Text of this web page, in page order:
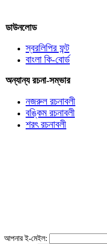
ডাউনলোড
স্বরলিপির ফন্ট
বাংলা কি-বোর্ড
অন্যান্য রচনা-সম্ভার
নজরুল রচনাবলী
বঙ্কিম রচনাবলী
শরৎ রচনাবলী
আপনার ই-মেইল: